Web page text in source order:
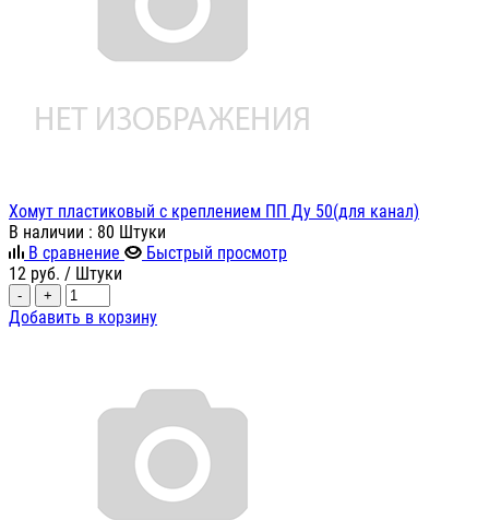
Хомут пластиковый с креплением ПП Ду 50(для канал)
В наличии : 80 Штуки
В сравнение
Быстрый просмотр
12 руб. / Штуки
- +
Добавить в корзину